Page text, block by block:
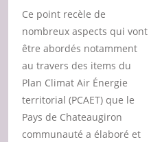
Ce point recèle de
nombreux aspects qui vont
être abordés notamment
au travers des items du
Plan Climat Air Énergie
territorial (PCAET) que le
Pays de Chateaugiron
communauté a élaboré et